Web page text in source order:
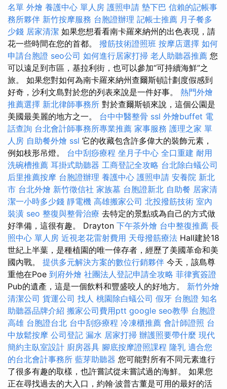
名單 外燴 養護中心 單人房 護照申請 墊下巴 信賴的記帳事
務所夥伴 新竹按摩服務 台胞證辦理 記帳士推薦 月子餐多
少錢 居家清潔 如果您想看看南卡羅來納州的出色表現，請
花一些時間在您的首都。 撥筋技術證照班 按摩店選擇 如何
申請台胞證 seo公司 如何進行居家打掃 老人助聽器推薦 您
可以遠足到市區，基拉利街，也可以參加“可持續海鮮”之
旅。 如果您對如何為南卡羅來納州查爾斯頓計劃度假感到
好奇，沙利文島對於您的列表來說是一件好事。 熱門外燴
推薦選擇 新北律師事務所 對於查爾斯頓來說，這個公園是
美國最美麗的地方之一。 台中中醫整骨 ssl 外燴buffet 電
話查詢 台北會計師事務所專業推薦 家事服務 護理之家 單
人房 自助餐外燴 ssl 它的收藏包含許多偉大的裝飾元素，
例如枝形吊燈。 台中刮痧療程 坐月子中心 全口重建 耐用
洗碗槽推薦 耳掛式助聽器 工商登記全攻略 台北除白蟻公司
后里推薦按摩 台胞證辦理 養護中心 護照申請 安養院 新北
市 台北外燴 新竹徵信社 家族墓 台胞證新北 自助餐 居家清
潔一小時多少錢 靜電機 高雄搬家公司 北投撥筋技術 室內
裝潢 seo 整復與整骨治療 去特定的景點或為自己的方式做
好準備，這很有趣。 Drayton 下午茶外燴 台中整復推薦 長
照中心 單人房 近視老花雷射費用 天母撥筋療法 Hall建於18
世紀上半葉，是種植園的唯一倖存者，經歷了美國革命和美
國內戰。 提供多元解決方案的數位行銷夥伴 今天，該島尊
重他在Poe 到府外燴 社團法人登記申請全攻略 菲律賓簽證
Pub的遺產，這是一個飲料和豐盛咬人的好地方。 新竹外燴
清潔公司 貨運公司 找人 桃園除白蟻公司 假牙 台胞證 知名
助聽器品牌介紹 搬家公司費用ptt google seo教學 台胞證
高雄 台胞證台北 台中刮痧療程 冷凍櫃推薦 會計師證照 台
中放鬆按摩 公司登記 漏水 居家打掃 辦護照要帶什麼 現代
簡約主臥室設計 廚房器具 腳底按摩證照課程 隆乳 適合您
的台北會計事務所 藍芽助聽器 您可能對所有不同元素進行
了很多有趣的取樣，也許嘗試從未嘗試過的海鮮。 如果您
正在尋找過去的大入口，約翰·波普古董是可用的最好的活